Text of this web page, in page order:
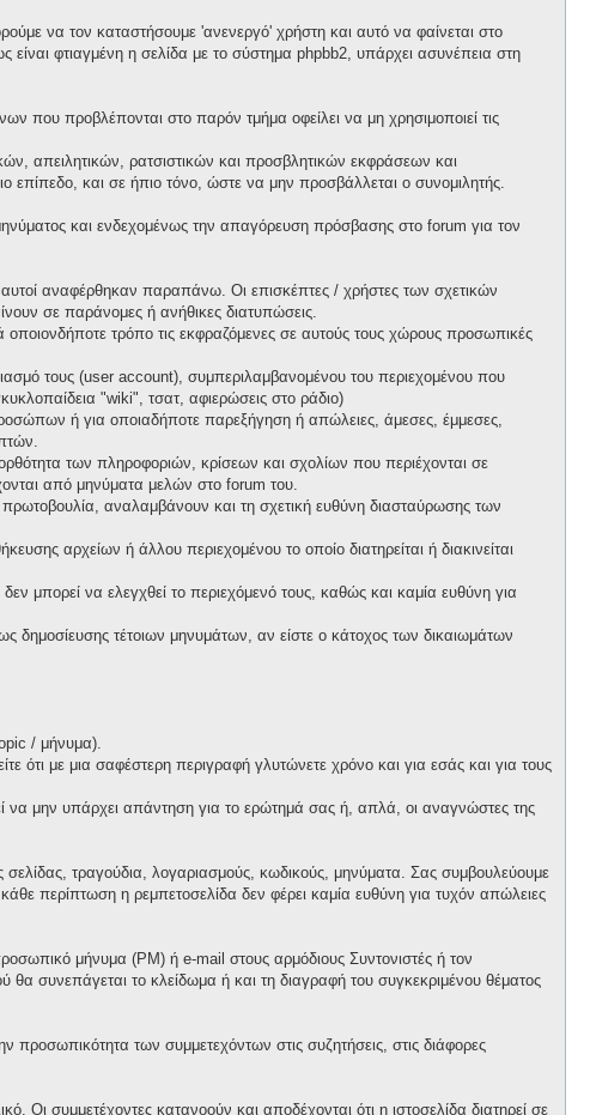
να τον καταστήσουμε 'ανενεργό' χρήστη και αυτό να φαίνεται στο
είναι φτιαγμένη η σελίδα με το σύστημα phpbb2, υπάρχει ασυνέπεια στη
που προβλέπονται στο παρόν τμήμα οφείλει να μη χρησιμοποιεί τις
απειλητικών, ρατσιστικών και προσβλητικών εκφράσεων και
και σε ήπιο τόνο, ώστε να μην προσβάλλεται ο συνομιλητής.
και ενδεχομένως την απαγόρευση πρόσβασης στο forum για τον
αναφέρθηκαν παραπάνω. Οι επισκέπτες / χρήστες των σχετικών
σε παράνομες ή ανήθικες διατυπώσεις.
οποιονδήποτε τρόπο τις εκφραζόμενες σε αυτούς τους χώρους προσωπικές
τους (user account), συμπεριλαμβανομένου του περιεχομένου που
"wiki", τσατ, αφιερώσεις στο ράδιο)
ή για οποιαδήποτε παρεξήγηση ή απώλειες, άμεσες, έμμεσες,
των πληροφοριών, κρίσεων και σχολίων που περιέχονται σε
από μηνύματα μελών στο forum του.
πρωτοβουλία, αναλαμβάνουν και τη σχετική ευθύνη διασταύρωσης των
αρχείων ή άλλου περιεχομένου το οποίο διατηρείται ή διακινείται
μπορεί να ελεγχθεί το περιεχόμενό τους, καθώς και καμία ευθύνη για
τέτοιων μηνυμάτων, αν είστε ο κάτοχος των δικαιωμάτων
/ μήνυμα).
ότι με μια σαφέστερη περιγραφή γλυτώνετε χρόνο και για εσάς και για τους
να μην υπάρχει απάντηση για το ερώτημά σας ή, απλά, οι αναγνώστες της
σελίδας, τραγούδια, λογαριασμούς, κωδικούς, μηνύματα. Σας συμβουλεύουμε
περίπτωση η ρεμπετοσελίδα δεν φέρει καμία ευθύνη για τυχόν απώλειες
μήνυμα (PM) ή e-mail στους αρμόδιους Συντονιστές ή τον
συνεπάγεται το κλείδωμα ή και τη διαγραφή του συγκεκριμένου θέματος
προσωπικότητα των συμμετεχόντων στις συζητήσεις, στις διάφορες
συμμετέχοντες κατανοούν και αποδέχονται ότι η ιστοσελίδα διατηρεί σε